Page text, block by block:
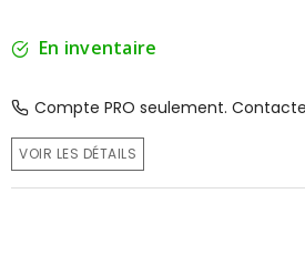
En inventaire
Compte PRO seulement.
VOIR LES DÉTAILS